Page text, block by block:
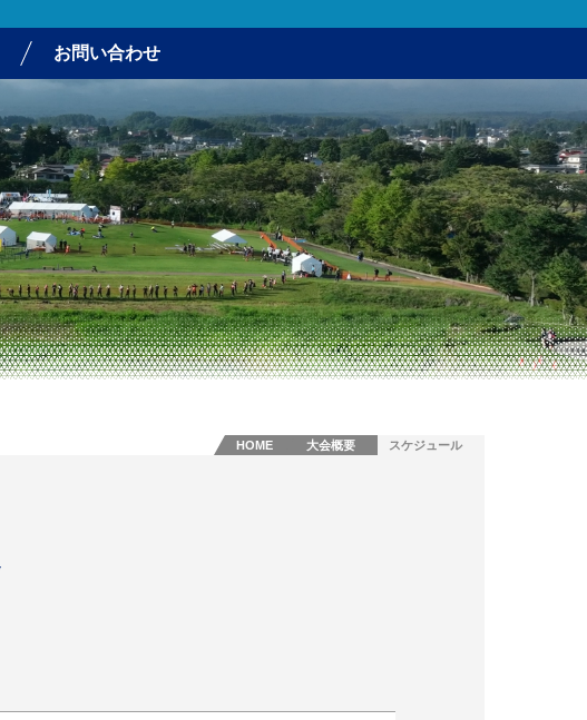
お問い合わせ
HOME 大会概要 スケジュール